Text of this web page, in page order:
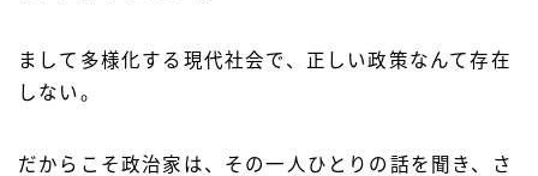
まして多様化する現代社会で、正しい政策なんて存在
しない。
だからこそ政治家は、その一人ひとりの話を聞き、さ